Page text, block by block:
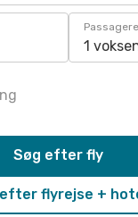
1
flyrejse +
Søg efter fly